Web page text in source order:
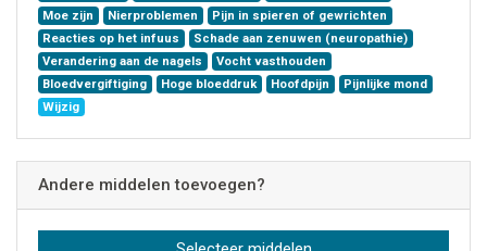
Moe zijn
Nierproblemen
Pijn in spieren of gewrichten
Reacties op het infuus
Schade aan zenuwen (neuropathie)
Verandering aan de nagels
Vocht vasthouden
Bloedvergiftiging
Hoge bloeddruk Hoofdpijn
Pijnlijke mond
Wijzig
Andere middelen toevoegen?